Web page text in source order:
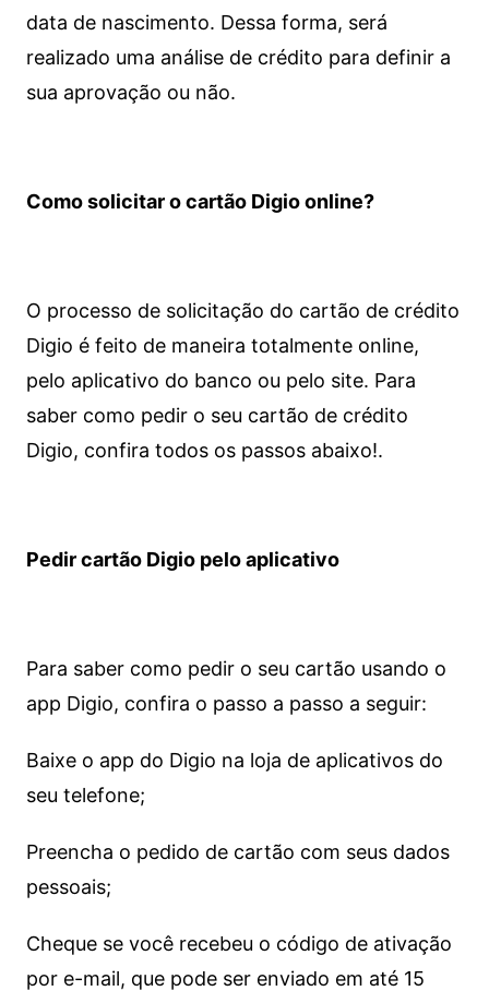
data de nascimento. Dessa forma, será
realizado uma análise de crédito para definir a
sua aprovação ou não.
Como solicitar o cartão Digio online?
O processo de solicitação do cartão de crédito
Digio é feito de maneira totalmente online,
pelo aplicativo do banco ou pelo site. Para
saber como pedir o seu cartão de crédito
Digio, confira todos os passos abaixo!.
Pedir cartão Digio pelo aplicativo
Para saber como pedir o seu cartão usando o
app Digio, confira o passo a passo a seguir:
Baixe o app do Digio na loja de aplicativos do
seu telefone;
Preencha o pedido de cartão com seus dados
pessoais;
Cheque se você recebeu o código de ativação
por e-mail, que pode ser enviado em até 15